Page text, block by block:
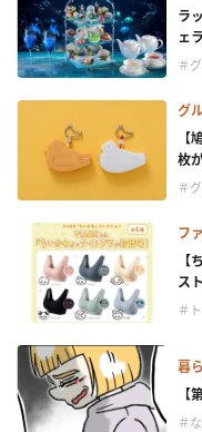
ラ
ェ
＃
グ
枚
＃
フ
ス
＃
暮
＃